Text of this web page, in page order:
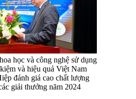
học và công nghệ sử dụng
và hiệu quả Việt Nam
đánh giá cao chất lượng
giải thưởng năm 2024